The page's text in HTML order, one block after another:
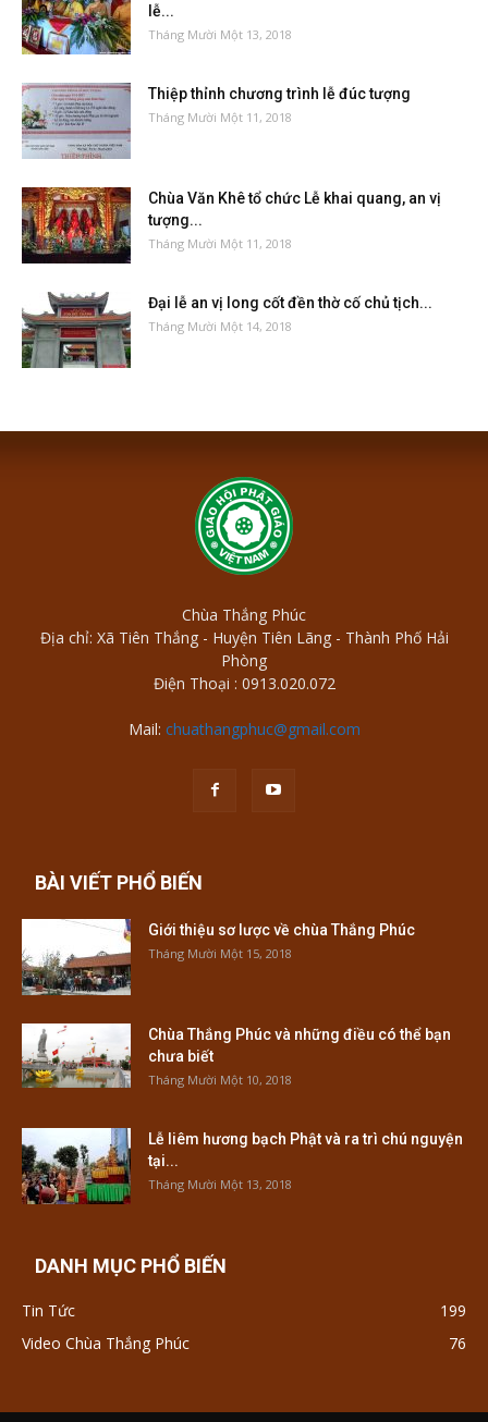
lễ...
Tháng Mười Một 13, 2018
Thiệp thỉnh chương trình lễ đúc tượng
Tháng Mười Một 11, 2018
Chùa Văn Khê tổ chức Lễ khai quang, an vị
tượng...
Tháng Mười Một 11, 2018
Đại lễ an vị long cốt đền thờ cố chủ tịch...
Tháng Mười Một 14, 2018
Chùa Thắng Phúc
Địa chỉ: Xã Tiên Thắng - Huyện Tiên Lãng - Thành Phố Hải
Phòng
Điện Thoại : 0913.020.072
Mail: chuathangphuc@gmail.com
BÀI VIẾT PHỔ BIẾN
Giới thiệu sơ lược về chùa Thắng Phúc
Tháng Mười Một 15, 2018
Chùa Thắng Phúc và những điều có thể bạn
chưa biết
Tháng Mười Một 10, 2018
Lễ liêm hương bạch Phật và ra trì chú nguyện
tại...
Tháng Mười Một 13, 2018
DANH MỤC PHỔ BIẾN
Tin Tức
199
Video Chùa Thắng Phúc
76